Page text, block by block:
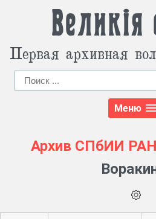
Великія
Первая архивная
Меню
Архив СПбИИ РАН